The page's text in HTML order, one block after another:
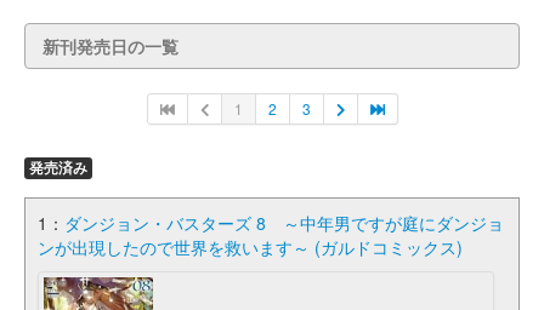
新刊発売日の一覧
1 2 3
発売済み
1： ダンジョン・バスターズ 8 ～中年男ですが庭にダンジョ
ンが出現したので世界を救います～ (ガルドコミックス)